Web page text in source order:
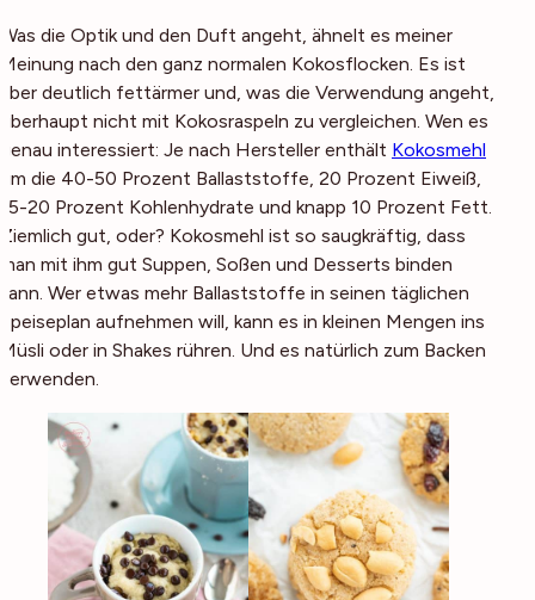
Was die Optik und den Duft angeht, ähnelt es meiner
Meinung nach den ganz normalen Kokosflocken. Es ist
aber deutlich fettärmer und, was die Verwendung angeht,
überhaupt nicht mit Kokosraspeln zu vergleichen. Wen es
genau interessiert: Je nach Hersteller enthält Kokosmehl
um die 40-50 Prozent Ballaststoffe, 20 Prozent Eiweiß,
15-20 Prozent Kohlenhydrate und knapp 10 Prozent Fett.
Ziemlich gut, oder? Kokosmehl ist so saugkräftig, dass
man mit ihm gut Suppen, Soßen und Desserts binden
kann. Wer etwas mehr Ballaststoffe in seinen täglichen
Speiseplan aufnehmen will, kann es in kleinen Mengen ins
Müsli oder in Shakes rühren. Und es natürlich zum Backen
verwenden.